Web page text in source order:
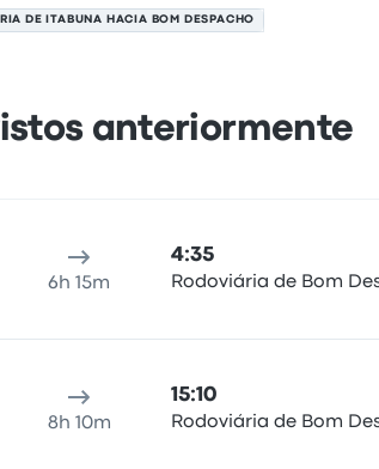
DE ITABUNA HACIA BOM DESPACHO
anteriormente
6h 15m
4:35
Rodoviária de Bom
8h 10m
15:10
Rodoviária de Bom